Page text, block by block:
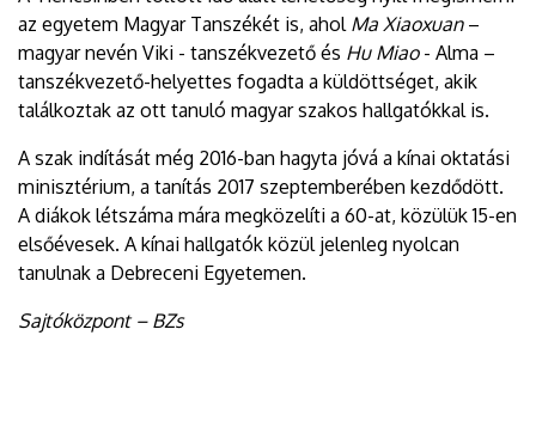
az egyetem Magyar Tanszékét is, ahol Ma Xiaoxuan–
magyar nevén Viki - tanszékvezető és Hu Miao- Alma –
tanszékvezető-helyettes fogadta a küldöttséget, akik
találkoztak az ott tanuló magyar szakos hallgatókkal is.
A szak indítását még 2016-ban hagyta jóvá a kínai oktatási
minisztérium, a tanítás 2017 szeptemberében kezdődött.
A diákok létszáma mára megközelíti a 60-at, közülük 15-en
elsőévesek. A kínai hallgatók közül jelenleg nyolcan
tanulnak a Debreceni Egyetemen.
Sajtóközpont – BZs